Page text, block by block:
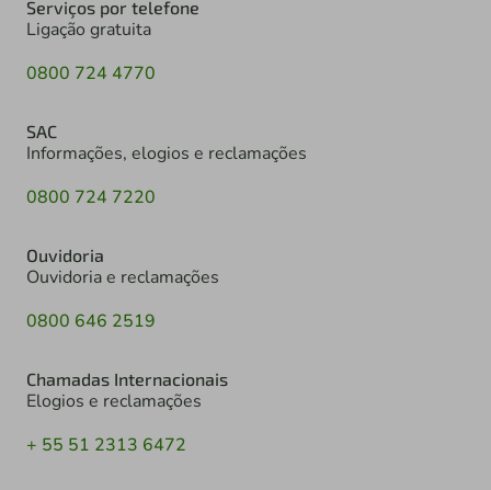
Serviços por telefone
Ligação gratuita
0800 724 4770
SAC
Informações, elogios e reclamações
0800 724 7220
Ouvidoria
Ouvidoria e reclamações
0800 646 2519
Chamadas Internacionais
Elogios e reclamações
+ 55 51 2313 6472